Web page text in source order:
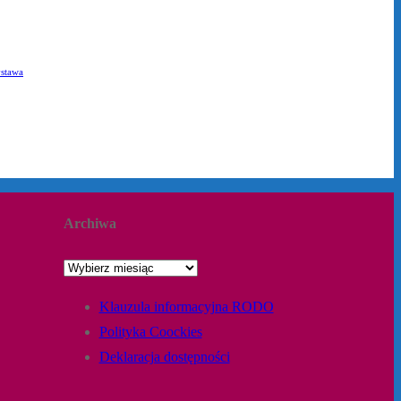
Archiwa
Archiwa
Klauzula informacyjna RODO
Polityka Coockies
Deklaracja dostępności